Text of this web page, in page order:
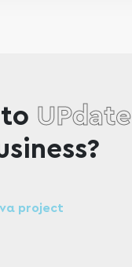
to UPdate
project